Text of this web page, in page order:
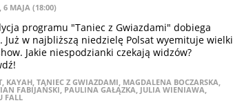
6 MAJA (18:00)
programu "Taniec z Gwiazdami" dobiega
Już w najbliższą niedzielę Polsat wyemituje wielki
Jakie niespodzianki czekają widzów?
, KAYAH, TANIEC Z GWIAZDAMI, MAGDALENA BOCZARSKA,
FABIJAŃSKI, PAULINA GAŁĄZKA, JULIA WIENIAWA,
FALL